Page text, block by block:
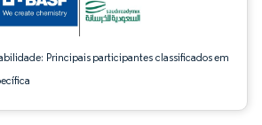
Principais participantes classificados em